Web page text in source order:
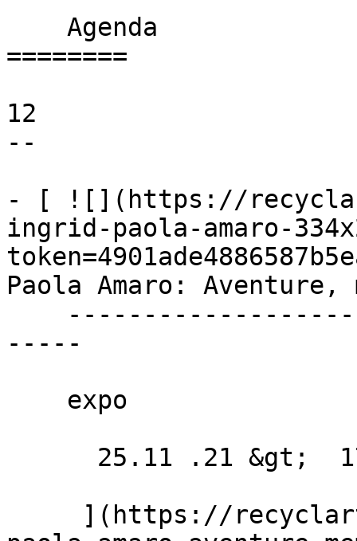
========
12
--
- [ ![](https://
ingrid-paola-amaro-
Paola Amaro:
-----